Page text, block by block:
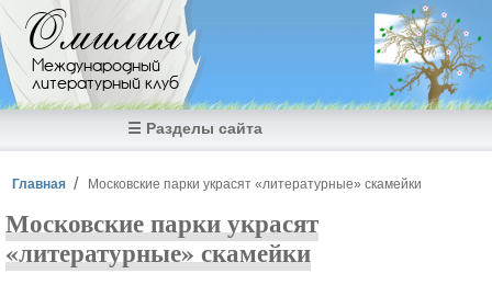
Перейти к основному содержанию
Омилия
Международный
литературный клуб
☰ Разделы сайта
Вы здесь
Главная Московские парки украсят «литературные» скамейки
Московские парки украсят
«литературные» скамейки